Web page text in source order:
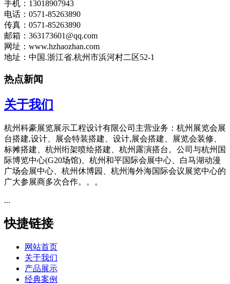
手机：13018907943
电话：0571-85263890
传真：0571-85263890
邮箱：363173601@qq.com
网址：www.hzhaozhan.com
地址：中国.浙江省.杭州市浜河村二区52-1
热点新闻
关于我们
杭州科豪展览展示工程设计有限公司主营业务：杭州展览会展
台搭建,设计、展会特装搭建、设计,展会搭建、展览会装修、
标摊搭建、杭州绗架喷绘搭建、杭州露演搭台。公司与杭州国
际博览中心(G20场馆)、杭州和平国际会展中心、白马湖动漫
广场会展中心、杭州休博园、杭州海外海国际会议展览中心的
广大参展商多次合作。。。
...
快捷链接
网站首页
关于我们
产品展示
经典案例